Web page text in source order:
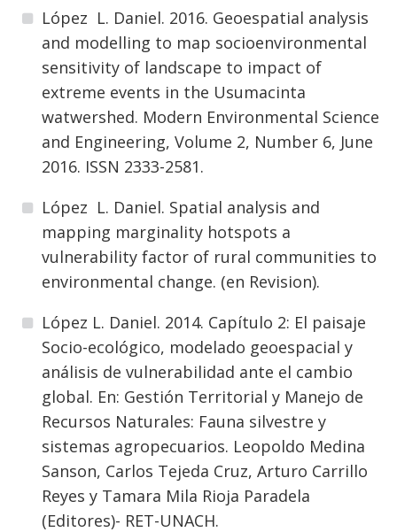
López L. Daniel. 2016. Geoespatial analysis
and modelling to map socioenvironmental
sensitivity of landscape to impact of
extreme events in the Usumacinta
watwershed. Modern Environmental Science
and Engineering, Volume 2, Number 6, June
2016. ISSN 2333-2581.
López L. Daniel. Spatial analysis and
mapping marginality hotspots a
vulnerability factor of rural communities to
environmental change. (en Revision).
López L. Daniel. 2014. Capítulo 2: El paisaje
Socio-ecológico, modelado geoespacial y
análisis de vulnerabilidad ante el cambio
global. En: Gestión Territorial y Manejo de
Recursos Naturales: Fauna silvestre y
sistemas agropecuarios. Leopoldo Medina
Sanson, Carlos Tejeda Cruz, Arturo Carrillo
Reyes y Tamara Mila Rioja Paradela
(Editores)- RET-UNACH.